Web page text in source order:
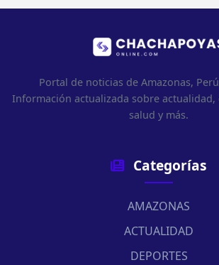
Portal de noticias de Amazonas,
Información actualizada sobre
salud y más.
Categorías
AMAZONAS
ACTUALIDAD
DEPORTES